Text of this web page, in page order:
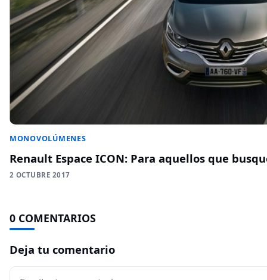
MONOVOLÚMENES
Renault Espace ICON: Para aquellos que
2 OCTUBRE 2017
0 COMENTARIOS
Deja tu comentario
Comentario